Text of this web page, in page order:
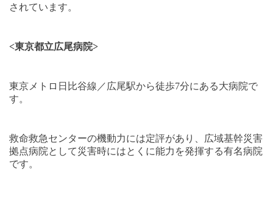
されています。
<東京都立広尾病院>
東京メトロ日比谷線／広尾駅から徒歩7分にある大病院で
す。
救命救急センターの機動力には定評があり、広域基幹災害
拠点病院として災害時にはとくに能力を発揮する有名病院
です。